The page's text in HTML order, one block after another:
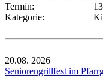
Termin:
Kategorie:
20.08. 2026
Seniorengrillfest im